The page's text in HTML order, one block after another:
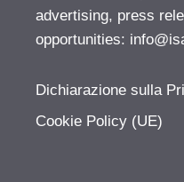
advertising, press
opportunities:
Dichiarazione sulla
Cookie Policy (UE)